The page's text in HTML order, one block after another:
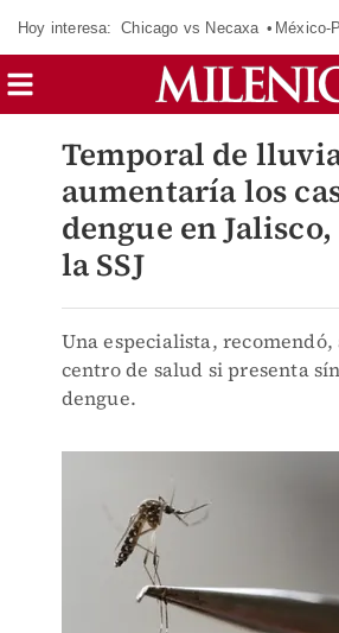
Hoy interesa: Chicago vs Necaxa México-
Temporal de
aumentaría los
dengue en
la SSJ
Una especialista,
centro de salud si presenta
dengue.